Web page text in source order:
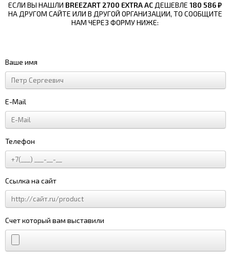
ЕСЛИ ВЫ НАШЛИ BREEZART 2700 EXTRA ACДЕШЕВЛЕ 180 586 ₽
НА ДРУГОМ САЙТЕ ИЛИ В ДРУГОЙ ОРГАНИЗАЦИИ, ТО СООБЩИТЕ
НАМ ЧЕРЕЗ ФОРМУ НИЖЕ:
Ваше имя
E-Mail
Телефон
Ссылка на сайт
Счет который вам выставили